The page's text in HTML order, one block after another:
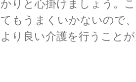
かりと心掛けましょう。
てもうまくいかないので
より良い介護を行うことが